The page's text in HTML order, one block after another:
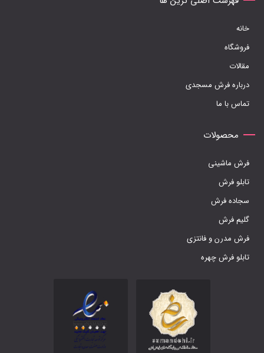
است
صفحه
محصول
انتخاب
خانه
فروشگاه
مقالات
درباره فرش مسجدی
تماس با ما
محصولات
فرش ماشینی
تابلو فرش
سجاده فرش
گلیم فرش
فرش مدرن و فانتزی
تابلو فرش چهره